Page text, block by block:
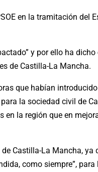
en la tramitación del
y por ello ha dicho
de Castilla-La Mancha.
que habían
la sociedad civil de
en la región que en
Castilla-La Mancha, ya
como siempre”, para